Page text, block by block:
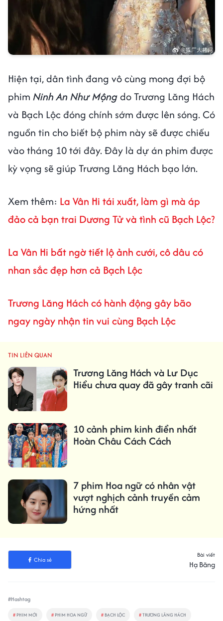
Hiện tại, dân tình đang vô cùng mong đợi bộ
phim Ninh An Như Mộngdo Trương Lăng Hách
và Bạch Lộc đóng chính sớm được lên sóng. Có
nguồn tin cho biết bộ phim này sẽ được chiếu
vào tháng 10 tới đây. Đây là dự án phim được
kỳ vọng sẽ giúp Trương Lăng Hách bạo lớn.
Xem thêm: La Vân Hi tái xuất, làm gì mà áp
đảo cả bạn trai Dương Tử và tình cũ Bạch Lộc?
La Vân Hi bất ngờ tiết lộ ảnh cưới, cô dâu có
nhan sắc đẹp hơn cả Bạch Lộc
Trương Lăng Hách có hành động gây bão
ngay ngày nhận tin vui cùng Bạch Lộc
TIN LIÊN QUAN
Trương Lăng Hách và Lư Dục
Hiểu chưa quay đã gây tranh cãi
10 cảnh phim kinh điển nhất
Hoàn Châu Cách Cách
7 phim Hoa ngữ có nhân vật
vượt nghịch cảnh truyền cảm
hứng nhất
Chia sẻ
Bài viết
Hạ Băng
#Hashtag
# PHIM MỚI # PHIM HOA NGỮ # BẠCH LỘC #TRƯƠNG LĂNG HÁCH